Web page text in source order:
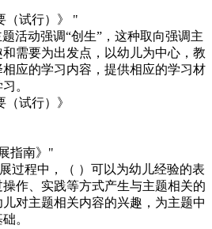
（试行）》 "
活动强调“创生”，这种取向强调主
需要为出发点，以幼儿为中心，教
应的学习内容，提供相应的学习材
。
试行）》
指南》"
过程中，（ ）可以为幼儿经验的表
作、实践等方式产生与主题相关的
对主题相关内容的兴趣，为主题中
。